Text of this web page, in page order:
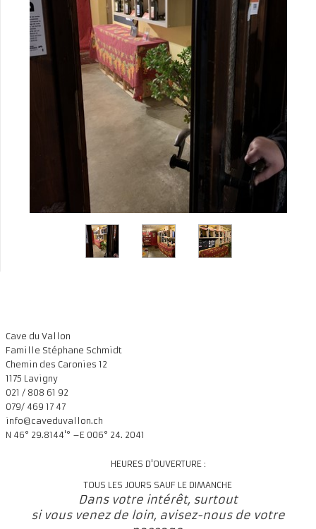
Cave du Vallon
Famille Stéphane Schmidt
Chemin des Caronies 12
1175 Lavigny
021 / 808 61 92
079/ 469 17 47
info@caveduvallon.ch
N 46° 29.8144'° –E 006° 24. 2041
HEURES D'OUVERTURE :
TOUS LES JOURS SAUF LE DIMANCHE
Dans votre intérêt, surtout
si vous venez de loin, avisez-nous de votre